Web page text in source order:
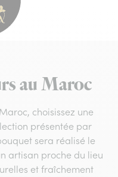
Interflora - livraison
fleurs
au Maroc
choisissez une
présentée par
sera réalisé le
artisan proche du lieu
et fraîchement